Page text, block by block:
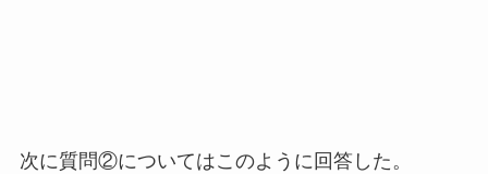
次に質問②についてはこのように回答した。